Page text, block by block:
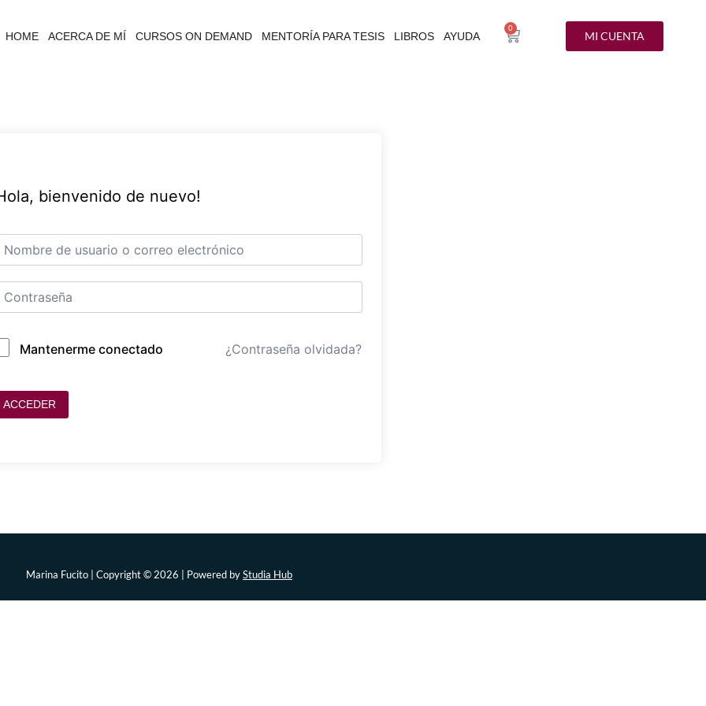
HOME ACERCA DE MÍ CURSOS ON DEMAND MENTORÍA PARA TESIS LIBROS AYUDA
0
MI CUENTA
bienvenido de nuevo!
Mantenerme conectado ¿Contraseña olvidada?
ACCEDER
Marina Fucito | Copyright © 2026 | Powered byStudia Hub